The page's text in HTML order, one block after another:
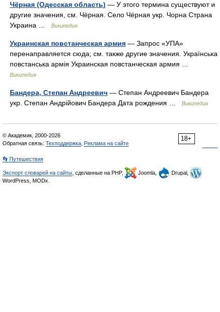
Чёрная (Одесская область) — У этого термина существуют и
другие значения, см. Чёрная. Село Чёрная укр. Чорна Страна
Украина …
Википедия
Украинская повстанческая армия — Запрос «УПА»
перенаправляется сюда; см. также другие значения. Українська
повстанська армія Украинская повстанческая армия …
Википедия
Бандера, Степан Андреевич — Степан Андреевич Бандера
укр. Степан Андрійович Бандера Дата рождения …
Википедия
18+
© Академик, 2000-2026
Обратная связь: Техподдержка Реклама на сайте
👣 Путешествия
Экспорт словарей на сайты , сделанные на PHP, Joomla,
Drupal,
WordPress, MODx.